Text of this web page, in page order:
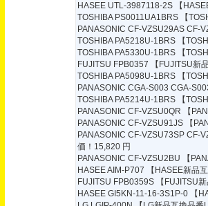
HASEE UTL-3987118-2S
【
TOSHIBA PS0011UA1BRS
【
PANASONIC CF-VZSU29AS CF-
TOSHIBA PA5218U-1BRS
【
TOSHIBA PA5330U-1BRS
【
FUJITSU FPB0357
【FUJITSU新
TOSHIBA PA5098U-1BRS
【
PANASONIC CGA-S003 CGA-
TOSHIBA PA5214U-1BRS
【
PANASONIC CF-VZSU0QR
【
PANASONIC CF-VZSU91JS
【
PANASONIC CF-VZSU73SP CF-
価！15,820 円
PANASONIC CF-VZSU2BU
【
HASEE AIM-P707
【HASEE新品
FUJITSU FPB0359S
【FUJITSU
HASEE GI5KN-11-16-3S1P-0
【